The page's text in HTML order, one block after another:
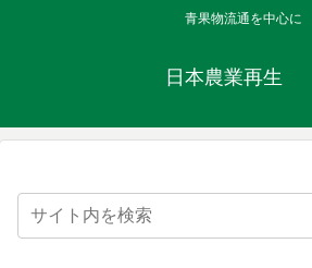
青果物流通を中心に
日本農業再生